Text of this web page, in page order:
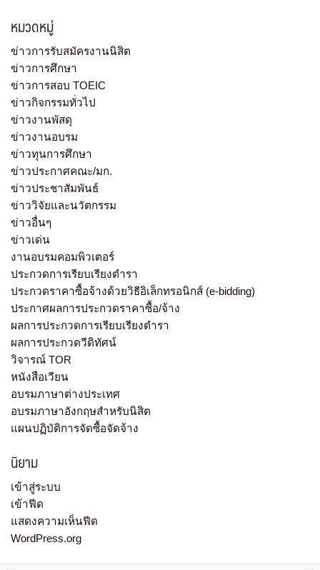
หมวดหมู่
ข่าวการรับสมัครงานนิสิต
ข่าวการศึกษา
ข่าวการสอบ TOEIC
ข่าวกิจกรรมทั่วไป
ข่าวงานพัสดุ
ข่าวงานอบรม
ข่าวทุนการศึกษา
ข่าวประกาศคณะ/มก.
ข่าวประชาสัมพันธ์
ข่าววิจัยและนวัตกรรม
ข่าวอื่นๆ
ข่าวเด่น
งานอบรมคอมพิวเตอร์
ประกวดการเรียบเรียงตำรา
ประกวดราคาซื้อจ้างด้วยวิธีอิเล็กทรอนิกส์ (e-bidding)
ประกาศผลการประกวดราคาซื้อ/จ้าง
ผลการประกวดการเรียบเรียงตำรา
ผลการประกวดวีดิทัศน์
วิจารณ์ TOR
หนังสือเวียน
อบรมภาษาต่างประเทศ
อบรมภาษาอังกฤษสำหรับนิสิต
แผนปฏิบัติการจัดซื้อจัดจ้าง
นิยาม
เข้าสู่ระบบ
เข้าฟีด
แสดงความเห็นฟีด
WordPress.org